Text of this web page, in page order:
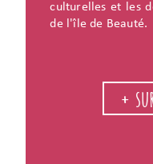
culturelles et les
de l'île de Beauté.
+